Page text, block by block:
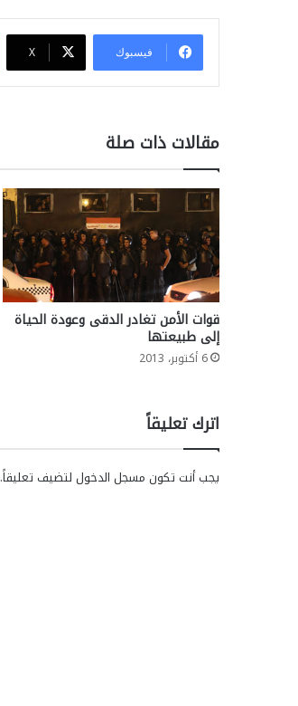
فيسبوك ‫X
مقالات ذات صلة
قوات الأمن تغادر الدقى وعودة الحياة
إلى طبيعتها
6 أكتوبر، 2013
اترك تعليقاً
يجب أنت تكون مسجل الدخول لتضيف تعليقاً.